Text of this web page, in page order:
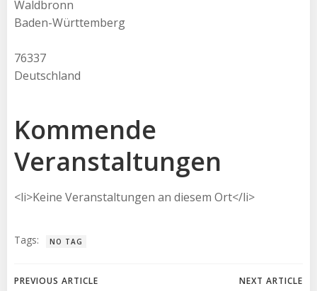
Waldbronn
Baden-Württemberg
76337
Deutschland
Kommende
Veranstaltungen
<li>Keine Veranstaltungen an diesem Ort</li>
Tags: NO TAG
PREVIOUS ARTICLE NEXT ARTICLE